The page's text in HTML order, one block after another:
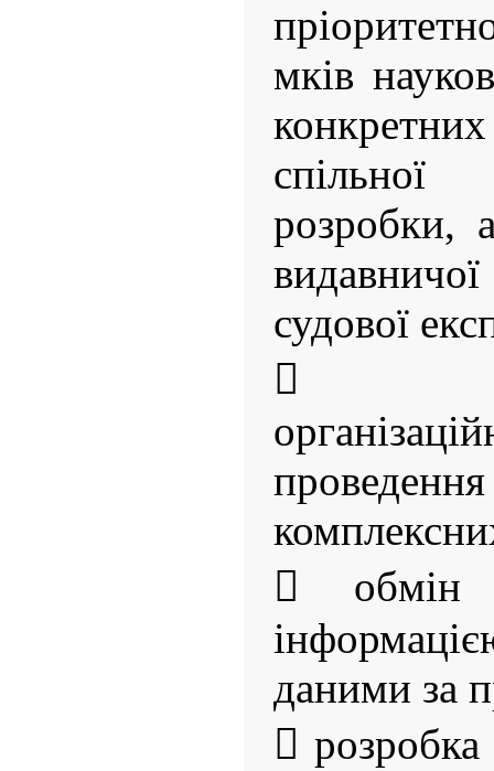
мків
розробки,
судової

 обмін
даними за
